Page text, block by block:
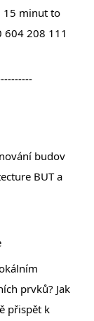
15 minut to
604 208 111
budov
BUT a
prvků? Jak
přispět k